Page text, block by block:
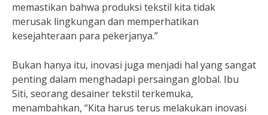
memastikan bahwa produksi tekstil kita tidak
merusak lingkungan dan memperhatikan
kesejahteraan para pekerjanya.”
Bukan hanya itu, inovasi juga menjadi hal yang sangat
penting dalam menghadapi persaingan global. Ibu
Siti, seorang desainer tekstil terkemuka,
menambahkan, “Kita harus terus melakukan inovasi